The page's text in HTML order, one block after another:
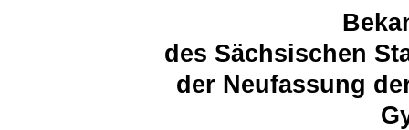
des Sächsischen
der Neufassung